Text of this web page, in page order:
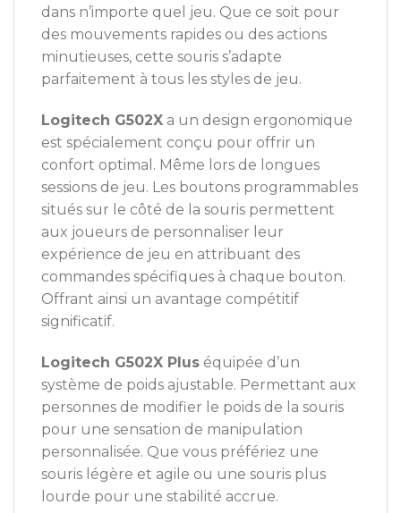
dans n’importe quel jeu. Que ce soit pour
des mouvements rapides ou des actions
minutieuses, cette souris s’adapte
parfaitement à tous les styles de jeu.
Logitech G502X a un design ergonomique
est spécialement conçu pour offrir un
confort optimal. Même lors de longues
sessions de jeu. Les boutons programmables
situés sur le côté de la souris permettent
aux joueurs de personnaliser leur
expérience de jeu en attribuant des
commandes spécifiques à chaque bouton.
Offrant ainsi un avantage compétitif
significatif.
Logitech G502X Plus équipée d’un
système de poids ajustable. Permettant aux
personnes de modifier le poids de la souris
pour une sensation de manipulation
personnalisée. Que vous préfériez une
souris légère et agile ou une souris plus
lourde pour une stabilité accrue.